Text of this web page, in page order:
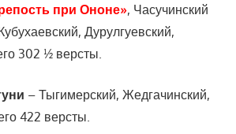
при Ононе», Часучинский
Дурулгуевский,
302 ½ версты.
– Тыгимерский, Жедгачинский,
422 версты.